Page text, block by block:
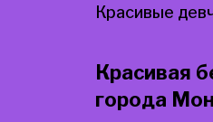
Красивые
Красивая
города